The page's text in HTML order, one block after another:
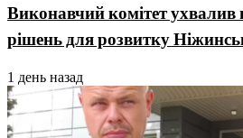
Виконавчий комітет
рішень для розвитку
1 день назад